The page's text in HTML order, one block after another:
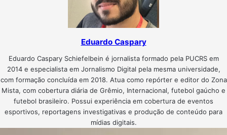
Eduardo Caspary
Eduardo Caspary Schiefelbein é jornalista formado pela PUCRS em
2014 e especialista em Jornalismo Digital pela mesma universidade,
com formação concluída em 2018. Atua como repórter e editor do Zona
Mista, com cobertura diária de Grêmio, Internacional, futebol gaúcho e
futebol brasileiro. Possui experiência em cobertura de eventos
esportivos, reportagens investigativas e produção de conteúdo para
mídias digitais.